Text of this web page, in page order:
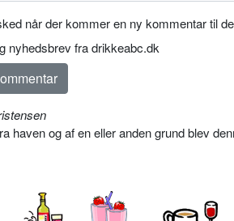
når der kommer en ny kommentar til
nyhedsbrev fra drikkeabc.dk
haven og af en eller anden grund blev